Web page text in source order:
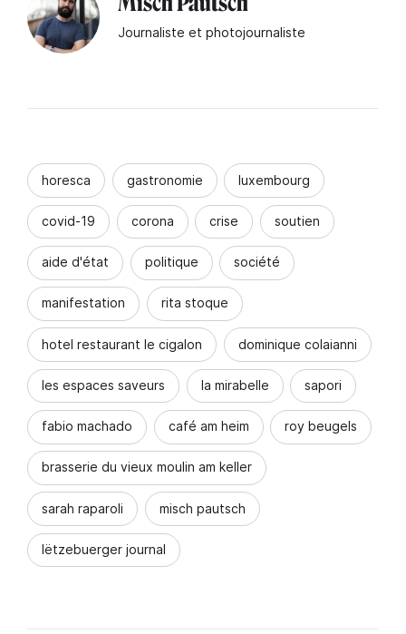
Journaliste et photojournaliste
horesca gastronomie luxembourg
covid-19 corona crise soutien
aide d'état politique société
manifestation rita stoque
hotel restaurant le cigalon dominique colaianni
les espaces saveurs la mirabelle sapori
fabio machado café am heim roy beugels
brasserie du vieux moulin am keller
sarah raparoli misch pautsch
lëtzebuerger journal